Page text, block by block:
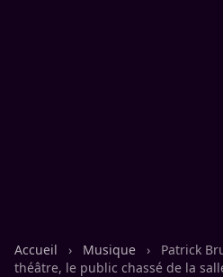
Accueil › Musique ›
Patrick
théâtre, le public chassé de la